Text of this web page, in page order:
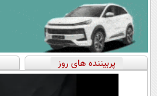
پربیننده های روز